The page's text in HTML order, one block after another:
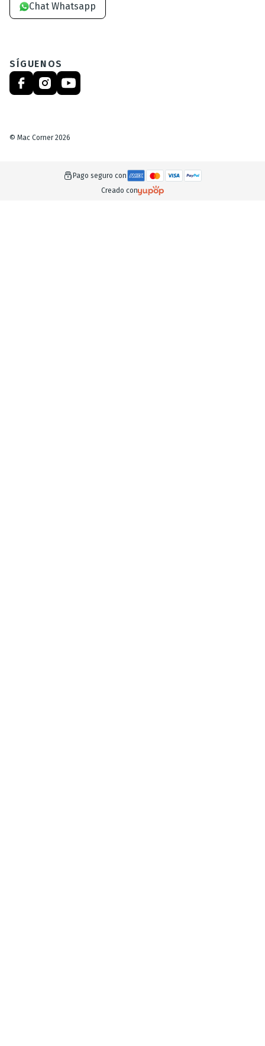
Chat Whatsapp
SÍGUENOS
© Mac Corner 2026
Pago seguro con
Creado con